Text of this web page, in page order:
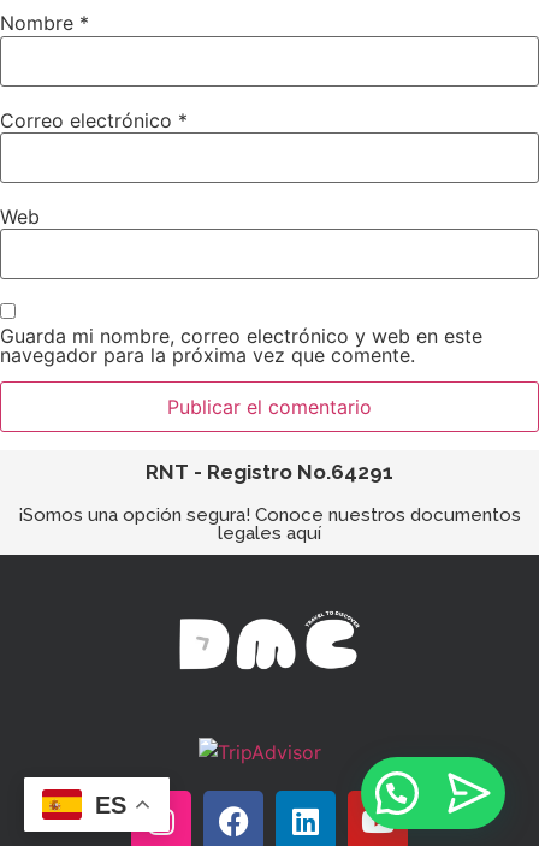
Nombre *
Correo electrónico *
Web
Guarda mi nombre, correo electrónico y web en este
navegador para la próxima vez que comente.
RNT - Registro No.64291
¡Somos una opción segura! Conoce nuestros documentos
legales aquí
ES